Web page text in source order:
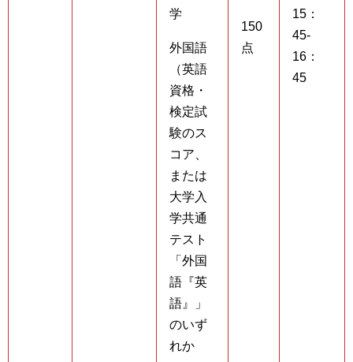
学
外国語
（英語
資格・
検定試
験のス
コア、
または
大学入
学共通
テスト
「外国
語『英
語』」
のいず
れか
150
点
15：
45-
16：
45